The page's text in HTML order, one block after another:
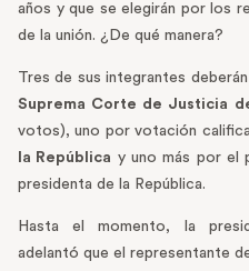
años y que se elegirán por los
de la unión. ¿De qué manera?
Tres de sus integrantes
Suprema Corte de Justicia
votos), uno por votación
la República y uno más por el
presidenta de la República.
Hasta el momento, la
adelantó que el representante